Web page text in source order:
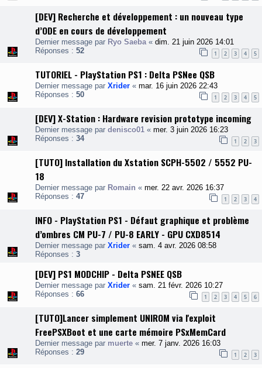
[DEV] Recherche et développement : un nouveau type
d’ODE en cours de développement
Dernier message par Ryo Saeba« dim. 21 juin 2026 14:01
Réponses : 52 1 2 3 4 5
TUTORIEL - PlayStation PS1 : Delta PSNee QSB
Dernier message par Xrider « mar. 16 juin 2026 22:43
Réponses : 50 1 2 3 4 5
[DEV] X-Station : Hardware revision prototype incoming
Dernier message par denisco01 « mer. 3 juin 2026 16:23
Réponses : 34 1 2 3
[TUTO] Installation du Xstation SCPH-5502 / 5552 PU-
18
Dernier message par Romain « mer. 22 avr. 2026 16:37
Réponses : 47 1 2 3 4
INFO - PlayStation PS1 - Défaut graphique et problème
d’ombres CM PU-7 / PU-8 EARLY - GPU CXD8514
Dernier message par Xrider « sam. 4 avr. 2026 08:58
Réponses : 3
[DEV] PS1 MODCHIP - Delta PSNEE QSB
Dernier message par Xrider « sam. 21 févr. 2026 10:27
Réponses : 66 1 2 3 4 5 6
[TUTO]Lancer simplement UNIROM via l'exploit
FreePSXBoot et une carte mémoire PSxMemCard
Dernier message par muerte « mer. 7 janv. 2026 16:03
Réponses : 29 1 2 3